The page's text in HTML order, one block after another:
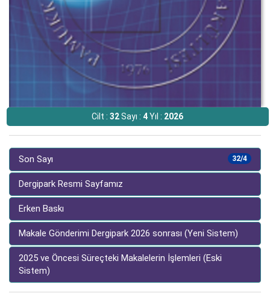
Cilt :32Sayı :4Yıl : 2026
32/4
Son Sayı
Dergipark Resmi Sayfamız
Erken Baskı
Makale Gönderimi Dergipark 2026 sonrası (Yeni Sistem)
2025 ve Öncesi Süreçteki Makalelerin İşlemleri (Eski
Sistem)